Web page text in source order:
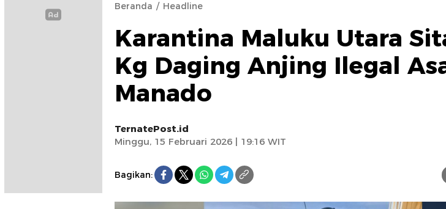
Beranda Headline
Karantina Maluku Utara
Kg Daging Anjing Ilegal
Manado
TernatePost.id
Minggu, 15 Februari 2026 | 19:16 WIT
Bagikan: